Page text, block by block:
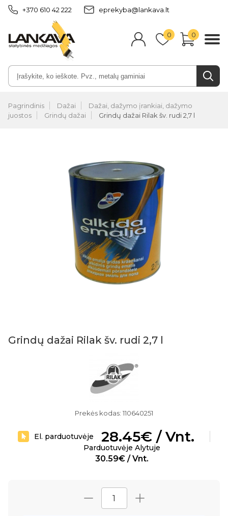
+370 610 42 222 eprekyba@lankava.lt
0 0
Pagrindinis Dažai
Dažai, dažymo įrankiai, dažymo
juostos
Grindų dažai Grindų dažai Rilak šv. rudi 2,7 l
Grindų dažai Rilak šv. rudi 2,7 l
Prekės kodas: 110640251
El. parduotuvėje 28.45€ / Vnt.
Parduotuvėje Alytuje
30.59€ / Vnt.